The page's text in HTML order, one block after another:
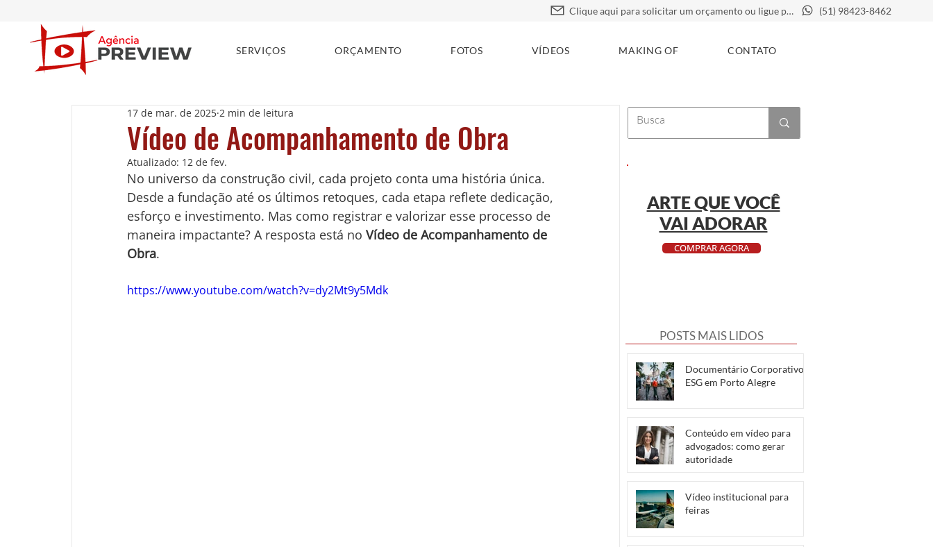
Clique aqui para solicitar um orçamento ou ligue para (51) 98423-8462
SERVIÇOS ORÇAMENTO FOTOS VÍDEOS MAKING OF CONTATO
Vídeo de Acompanhamento de Obra
17 de mar. de 2025 2 min de leitura
Atualizado: 12 de fev.
No universo da construção civil, cada projeto conta uma história única.
Desde a fundação até os últimos retoques, cada etapa reflete dedicação,
esforço e investimento. Mas como registrar e valorizar esse processo de
maneira impactante? A resposta está no Vídeo de Acompanhamento de
Obra.
https://www.youtube.com/watch?v=dy2Mt9y5Mdk
ARTE QUE VOCÊ
VAI ADORAR
COMPRAR AGORA
POSTS MAIS LIDOS
Documentário Corporativo e
ESG em Porto Alegre
Conteúdo em vídeo para
advogados: como gerar
autoridade
Vídeo institucional para
feiras